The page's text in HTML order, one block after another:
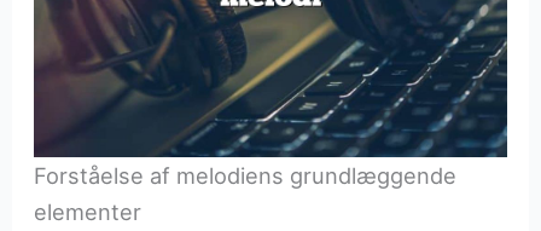
Forståelse af melodiens grundlæggende
elementer